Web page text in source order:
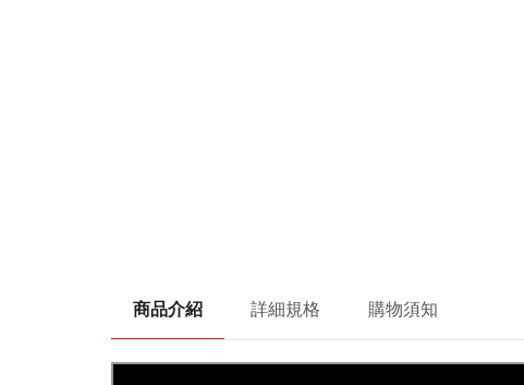
商品介紹 詳細規格 購物須知